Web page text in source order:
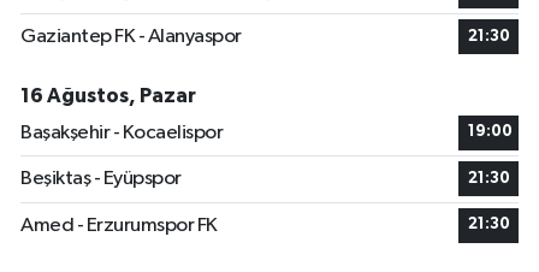
Gaziantep FK - Alanyaspor 21:30
16 Ağustos, Pazar
Başakşehir - Kocaelispor
19:00
Beşiktaş - Eyüpspor 21:30
Amed - Erzurumspor FK 21:30